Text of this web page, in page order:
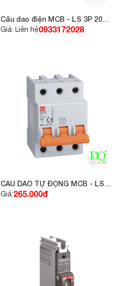
Cầu dao điện MCB - LS 3P 20A
6KA
Giá: Liên hệ0933172028
CẦU DAO TỰ ĐỘNG MCB - LS
3P 32A 6KA
Giá:265.000đ